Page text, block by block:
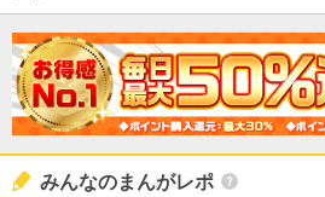
みんなのまんがレポ